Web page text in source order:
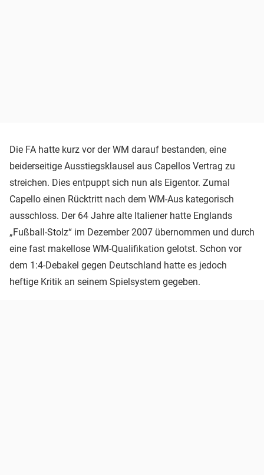
Die FA hatte kurz vor der WM darauf bestanden, eine
beiderseitige Ausstiegsklausel aus Capellos Vertrag zu
streichen. Dies entpuppt sich nun als Eigentor. Zumal
Capello einen Rücktritt nach dem WM-Aus kategorisch
ausschloss. Der 64 Jahre alte Italiener hatte Englands
„Fußball-Stolz“ im Dezember 2007 übernommen und durch
eine fast makellose WM-Qualifikation gelotst. Schon vor
dem 1:4-Debakel gegen Deutschland hatte es jedoch
heftige Kritik an seinem Spielsystem gegeben.